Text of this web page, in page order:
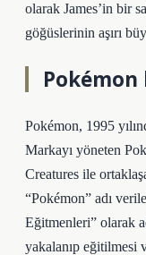
olarak James’in bir
göğüslerinin aşırı
Pokémon, 1995
Markayı yöneten
Creatures ile
“Pokémon” adı
Eğitmenleri” olarak
yakalanıp eğitilmesi